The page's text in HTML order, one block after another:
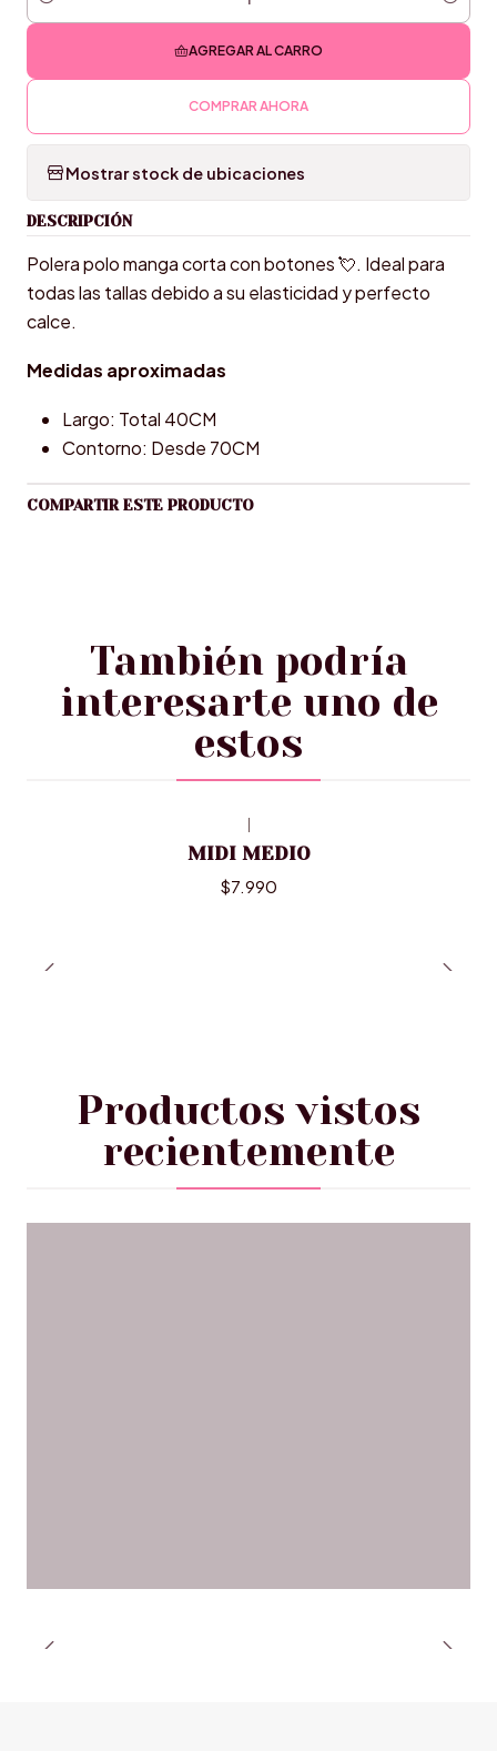
Cantidad
AGREGAR AL CARRO
COMPRAR AHORA
Mostrar stock de ubicaciones
DESCRIPCIÓN
Polera polo manga corta con botones 💘. Ideal para
todas las tallas debido a su elasticidad y perfecto
calce.
Medidas aproximadas
Largo: Total 40CM
Contorno: Desde 70CM
COMPARTIR ESTE PRODUCTO
También podría
interesarte uno de
estos
MIDI MEDIO
$7.990
Productos vistos
recientemente